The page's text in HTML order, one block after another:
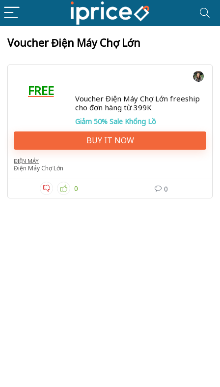
Voucher Điện Máy Chợ Lớn
FREE
Voucher Điện Máy Chợ Lớn freeship
cho đơn hàng từ 399K
Giảm 50% Sale Khổng Lồ
BUY IT NOW
ĐIỆN MÁY
Điện Máy Chợ Lớn
0 0